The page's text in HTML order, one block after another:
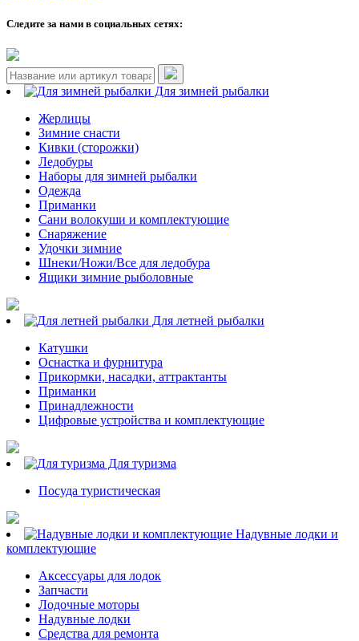
Следите за нами в социальных сетях:
Для зимней рыбалки
Жерлицы
Зимние снасти
Кивки (сторожки)
Ледобуры
Наборы для зимней рыбалки
Одежда
Приманки
Сани волокуши и комплектующие
Снаряжение
Удочки зимние
Шнеки/Ножи/Все для ледобура
Ящики зимние рыболовные
Для летней рыбалки
Катушки
Оснастка и фурнитура
Прикормки, насадки, аттрактанты
Приманки
Принадлежности
Цифровые устройства и комплектующие
Для туризма
Посуда туристическая
Надувные лодки и
комплектующие
Аксессуары для лодок
Запчасти
Лодочные моторы
Надувные лодки
Средства для ремонта